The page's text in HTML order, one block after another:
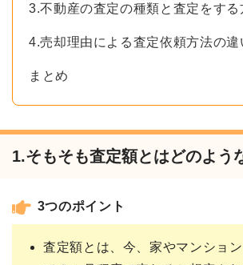
3.不動産の査定の種類と査定をする
4.売却理由による査定依頼方法の違
まとめ
1.そもそも査定額とはどのよう
3つのポイント
査定額とは、今、家やマンショ